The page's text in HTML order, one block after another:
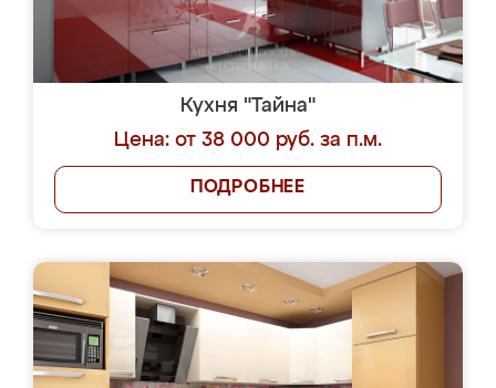
Кухня "Тайна"
Цена: от 38 000 руб. за п.м.
ПОДРОБНЕЕ